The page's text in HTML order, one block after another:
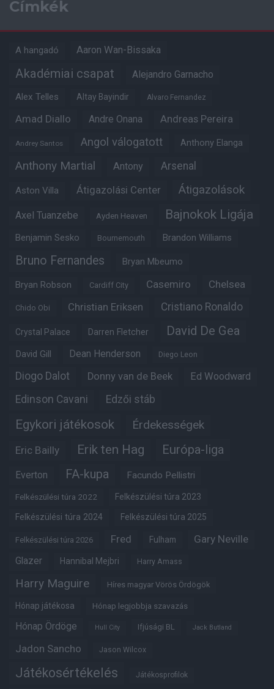
Címkék
A hangadó Aaron Wan-Bissaka
Akadémiai csapat Alejandro Garnacho
Alex Telles Altay Bayindir Alvaro Fernandez
Amad Diallo Andre Onana Andreas Pereira
Andrey Santos Angol válogatott Anthony Elanga
Anthony Martial Antony Arsenal
Aston Villa Átigazolási Center Átigazolások
Axel Tuanzebe Ayden Heaven Bajnokok Ligája
Benjamin Sesko Bournemouth Brandon Williams
Bruno Fernandes Bryan Mbeumo
Bryan Robson Cardiff City Casemiro Chelsea
Chido Obi Christian Eriksen Cristiano Ronaldo
Crystal Palace Darren Fletcher David De Gea
David Gill Dean Henderson Diego Leon
Diogo Dalot Donny van de Beek Ed Woodward
Edinson Cavani Edzői stáb
Egykori játékosok Érdekességek
Eric Bailly Erik ten Hag Európa-liga
Everton FA-kupa Facundo Pellistri
Felkészülési túra 2022 Felkészülési túra 2023
Felkészülési túra 2024 Felkészülési túra 2025
Felkészülési túra 2026 Fred Fulham Gary Neville
Glazer Hannibal Mejbri Harry Amass
Harry Maguire Híres magyar Vörös Ördögök
Hónap játékosa Hónap legjobbja szavazás
Hónap Ördöge Hull City Ifjúsági BL Jack Butland
Jadon Sancho Jason Wilcox
Játékosértékelés Játékosprofilok